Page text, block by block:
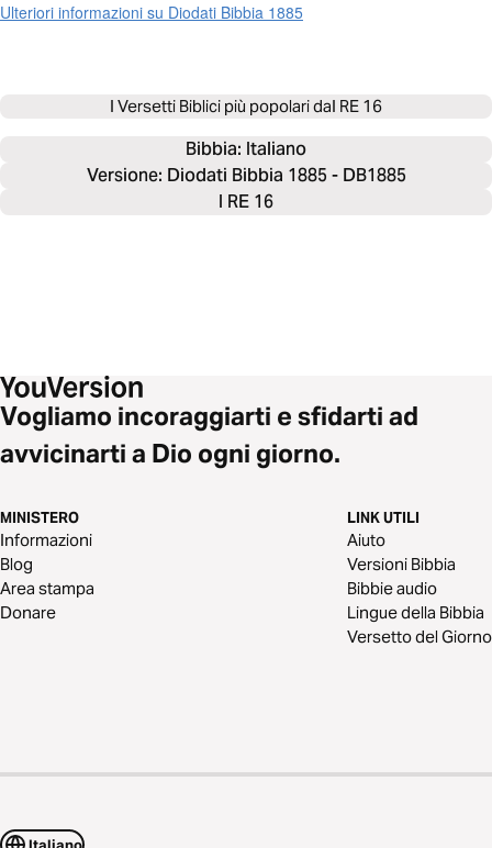
Ulteriori informazioni su Diodati Bibbia 1885
I Versetti Biblici più popolari daI RE 16
Bibbia: Italiano
Versione: Diodati Bibbia 1885 - DB1885
I RE 16
Vogliamo incoraggiarti e sfidarti ad
avvicinarti a Dio ogni giorno.
MINISTERO
Informazioni
Blog
Area stampa
Donare
LINK UTILI
Aiuto
Versioni Bibbia
Bibbie audio
Lingue della Bibbia
Versetto del Giorno
Italiano